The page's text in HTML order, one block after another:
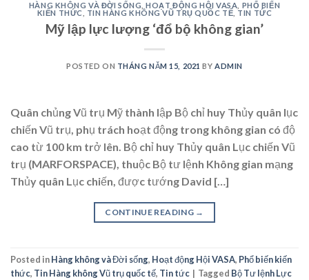
HÀNG KHÔNG VÀ ĐỜI SỐNG ,HOẠT ĐỘNG HỘI VASA PHỔ BIẾN
KIẾN THỨC
TIN HÀNG KHÔNG VŨ TRỤ QUỐC TẾ ,TIN TỨC
Mỹ lập lực lượng ‘đổ bộ không gian’
POSTED ON THÁNG NĂM 15, 2021 BY ADMIN
Quân chủng Vũ trụ Mỹ thành lập Bộ chỉ huy Thủy quân lục
chiến Vũ trụ, phụ trách hoạt động trong không gian có độ
cao từ 100 km trở lên. Bộ chỉ huy Thủy quân Lục chiến Vũ
trụ (MARFORSPACE), thuộc Bộ tư lệnh Không gian mạng
Thủy quân Lục chiến, được tướng David […]
CONTINUE READING →
Posted inHàng không và Đời sống, Hoạt động Hội VASA, Phổ biến kiến
thức, Tin Hàng không Vũ trụ quốc tế, Tin tức | Tagged Bộ Tư lệnh Lực